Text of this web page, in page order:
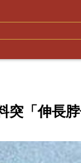
突「伸長